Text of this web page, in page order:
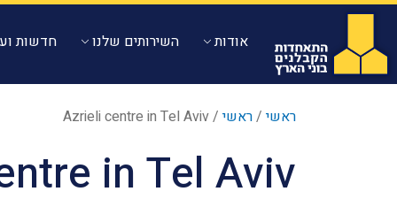
אודות השירותים שלנו חדשות
ראשי /ראשי /
Azrieli centre in Tel Aviv
in Tel Aviv